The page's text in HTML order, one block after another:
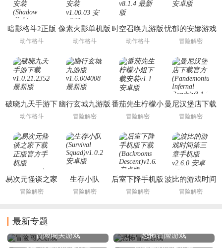
暗影格斗2正版
下载安装
2)
动作格斗
像素火影单机版
下载安装
动作格斗
时空召唤九游版
动作格斗
忧郁的安娜游戏
冒险解密
破晓九天手游下
载
动作格斗
幽行玄城九游版
冒险解密
番茄先生柠檬小
姐下载安装
冒险解密
曼尼汉堡店下载
官方
Infernal Bonds)
冒险解密
易次元怪谈之家
下载正版官方手
冒险解密
生存小队
(Survival Squad)
冒险解密
后室下降手机版
下载(Backrooms
冒险解密
波比的游戏时间
第三章手机版
冒险解密
最新专题
冒险闯关游戏
恐怖冒险游戏